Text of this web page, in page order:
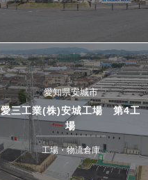
愛知県安城市
愛三工業(株)安城工場 第4工
場
工場・物流倉庫